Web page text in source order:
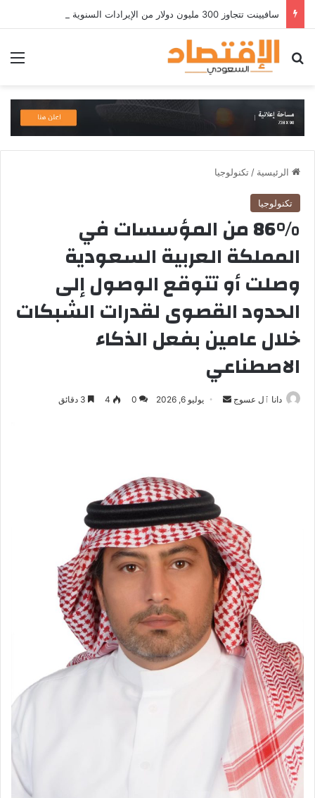
بحث عن
الرئيسية / تكنولوجيا
تكنولوجيا
86% من المؤسسات في
المملكة العربية السعودية
وصلت أو تتوقع الوصول إلى
الحدود القصوى لقدرات الشبكات
خلال عامين بفعل الذكاء
الاصطناعي
دانا ٱل عسوج
أرسل يوليو 6, 2026 0
4